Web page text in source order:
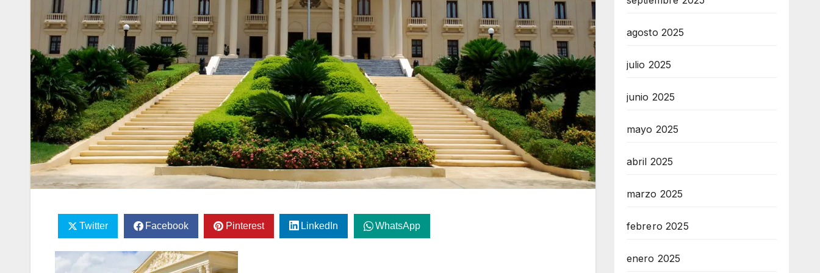
Twitter Facebook Pinterest LinkedIn WhatsApp
agosto 2025
julio 2025
junio 2025
mayo 2025
abril 2025
marzo 2025
febrero 2025
enero 2025